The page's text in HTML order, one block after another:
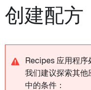
创建配方
Recipes 应用程序
我们建议探索其
中的条件：